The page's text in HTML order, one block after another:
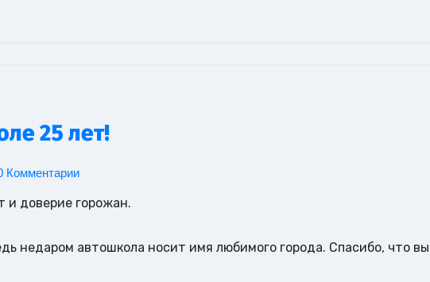
25 лет!
Комментарии
и доверие горожан.
недаром автошкола носит имя любимого города. Спасибо, что